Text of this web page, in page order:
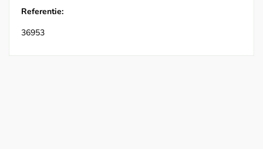
Referentie:
36953